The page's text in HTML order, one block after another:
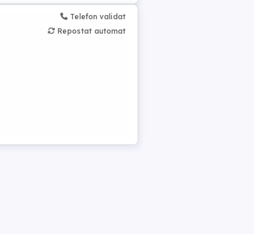
Telefon validat
Repostat automat